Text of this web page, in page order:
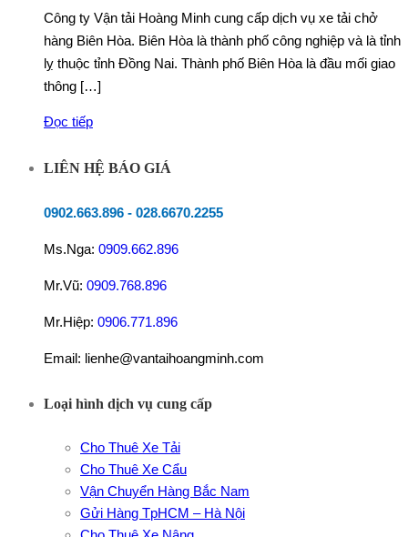
Công ty Vận tải Hoàng Minh cung cấp dịch vụ xe tải chở
hàng Biên Hòa. Biên Hòa là thành phố công nghiệp và là tỉnh
lỵ thuộc tỉnh Đồng Nai. Thành phố Biên Hòa là đầu mối giao
thông […]
Đọc tiếp
LIÊN HỆ BÁO GIÁ
0902.663.896 - 028.6670.2255
Ms.Nga: 0909.662.896
Mr.Vũ: 0909.768.896
Mr.Hiệp: 0906.771.896
Email: lienhe@vantaihoangminh.com
Loại hình dịch vụ cung cấp
Cho Thuê Xe Tải
Cho Thuê Xe Cẩu
Vận Chuyển Hàng Bắc Nam
Gửi Hàng TpHCM – Hà Nội